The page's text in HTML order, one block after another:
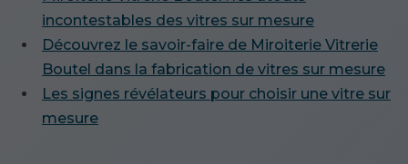
incontestables des vitres sur mesure
Découvrez le savoir-faire de Miroiterie Vitrerie
Boutel dans la fabrication de vitres sur mesure
Les signes révélateurs pour choisir une vitre sur
mesure